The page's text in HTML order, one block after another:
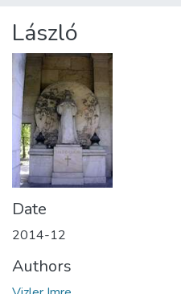
About us
László
Date
2014-12
Authors